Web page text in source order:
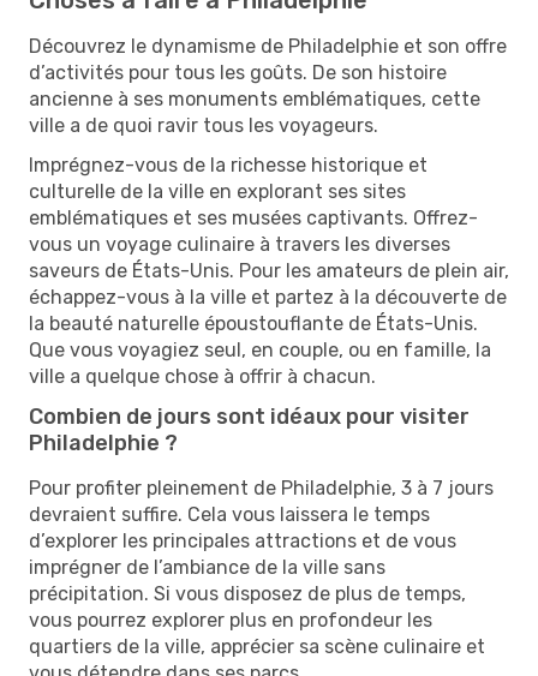
Découvrez le dynamisme de Philadelphie et son offre
d’activités pour tous les goûts. De son histoire
ancienne à ses monuments emblématiques, cette
ville a de quoi ravir tous les voyageurs.
Imprégnez-vous de la richesse historique et
culturelle de la ville en explorant ses sites
emblématiques et ses musées captivants. Offrez-
vous un voyage culinaire à travers les diverses
saveurs de États-Unis. Pour les amateurs de plein air,
échappez-vous à la ville et partez à la découverte de
la beauté naturelle époustouflante de États-Unis.
Que vous voyagiez seul, en couple, ou en famille, la
ville a quelque chose à offrir à chacun.
Combien de jours sont idéaux pour visiter
Philadelphie ?
Pour profiter pleinement de Philadelphie, 3 à 7 jours
devraient suffire. Cela vous laissera le temps
d’explorer les principales attractions et de vous
imprégner de l’ambiance de la ville sans
précipitation. Si vous disposez de plus de temps,
vous pourrez explorer plus en profondeur les
quartiers de la ville, apprécier sa scène culinaire et